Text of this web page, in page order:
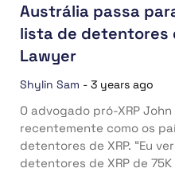
Austrália passa
lista de detentores
Lawyer
Shylin Sam - 3 years ago
O advogado pró-XRP
recentemente como os
detentores de XRP. “Eu
detentores de XRP de 75K